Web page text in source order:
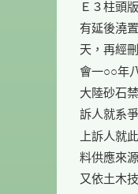
Ｅ３柱頭
有延後澆
天，再經
會一○○年
大陸砂石
訴人就系
上訴人就
料供應來
又依土木